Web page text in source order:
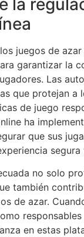
juegos de azar
garantizar la
Las
que protejan a
de juego
ha
que sus
segura
no solo
también
de azar.
en estas